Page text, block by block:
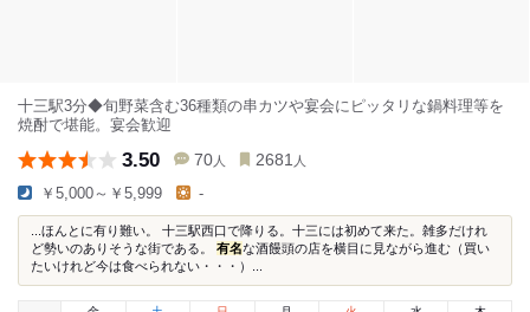
十三駅3分◆旬野菜含む36種類の串カツや宴会にピッタリな鍋料理等を
焼酎で堪能。宴会歓迎
3.50 70 人 2681 人
￥5,000～￥5,999 -
...ほんとに有り難い。 十三駅西口で降りる。十三には初めて来た。雑多だけれ
ど勢いのありそうな街である。 有名な酒饅頭の店を横目に見ながら進む（買い
たいけれど今は食べられない・・・）...